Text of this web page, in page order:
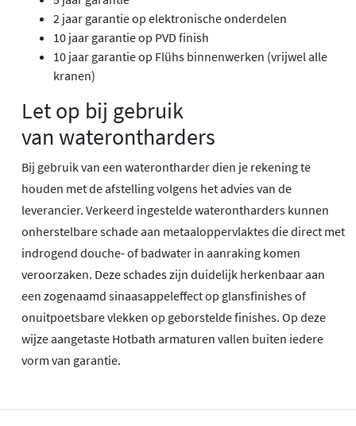
2 jaar garantie op elektronische onderdelen
10 jaar garantie op PVD finish
10 jaar garantie op Flühs binnenwerken (vrijwel alle
kranen)
Let op bij gebruik
van waterontharders
Bij gebruik van een waterontharder dien je rekening te
houden met de afstelling volgens het advies van de
leverancier. Verkeerd ingestelde waterontharders kunnen
onherstelbare schade aan metaaloppervlaktes die direct met
indrogend douche- of badwater in aanraking komen
veroorzaken. Deze schades zijn duidelijk herkenbaar aan
een zogenaamd sinaasappeleffect op glansfinishes of
onuitpoetsbare vlekken op geborstelde finishes. Op deze
wijze aangetaste Hotbath armaturen vallen buiten iedere
vorm van garantie.